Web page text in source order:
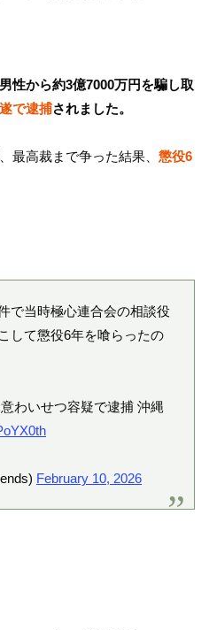
性から約3億7000万円を騙し取
で逮捕されました。
最高裁まで争った結果、 懲役6
で当時極心連合会の相談役
して懲役6年を喰らったの
わいせつ容疑で逮捕 沖縄
February 10, 2026